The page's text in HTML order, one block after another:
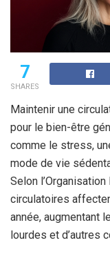
7
SHARES
Maintenir une
pour le bien-être
comme le stress,
mode de vie
Selon
circulatoires
année, augmentant
lourdes et d’autres